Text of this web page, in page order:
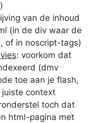
van de inhoud
(in de div waar de
of in noscript-tags)
: voorkom dat
(dmv
toe aan je flash,
context
toch dat
html-pagina met